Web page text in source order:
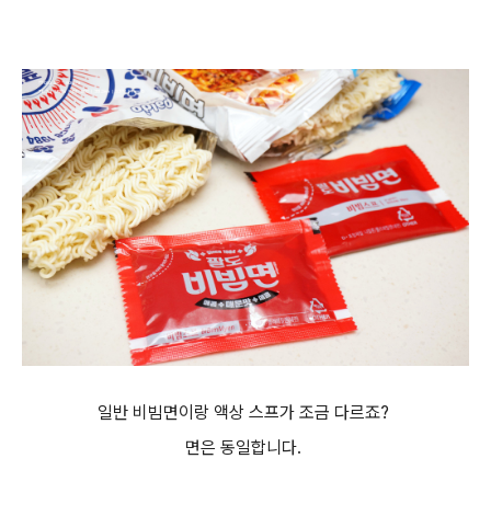
일반 비빔면이랑 액상 스프가 조금 다르죠?
면은 동일합니다.